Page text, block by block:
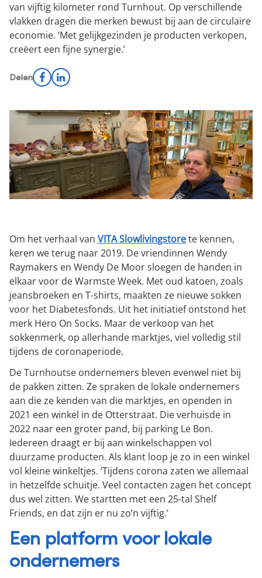
van vijftig kilometer rond Turnhout. Op verschillende
vlakken dragen die merken bewust bij aan de circulaire
economie. ‘Met gelijkgezinden je producten verkopen,
creëert een fijne synergie.’
Delen Facebook
Om het verhaal van VITA Slowlivingstorete kennen,
keren we terug naar 2019. De vriendinnen Wendy
Raymakers en Wendy De Moor sloegen de handen in
elkaar voor de Warmste Week. Met oud katoen, zoals
jeansbroeken en T-shirts, maakten ze nieuwe sokken
voor het Diabetesfonds. Uit het initiatief ontstond het
merk Hero On Socks. Maar de verkoop van het
sokkenmerk, op allerhande marktjes, viel volledig stil
tijdens de coronaperiode.
De Turnhoutse ondernemers bleven evenwel niet bij
de pakken zitten. Ze spraken de lokale ondernemers
aan die ze kenden van die marktjes, en openden in
2021 een winkel in de Otterstraat. Die verhuisde in
2022 naar een groter pand, bij parking Le Bon.
Iedereen draagt er bij aan winkelschappen vol
duurzame producten. Als klant loop je zo in een winkel
vol kleine winkeltjes. ‘Tijdens corona zaten we allemaal
in hetzelfde schuitje. Veel contacten zagen het concept
dus wel zitten. We startten met een 25-tal Shelf
Friends, en dat zijn er nu zo’n vijftig.’
Een platform voor lokale
ondernemers